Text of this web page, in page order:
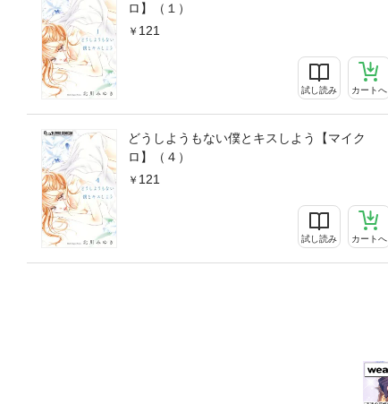
ロ】（１）
121
試し読み カートへ
どうしようもない僕とキスしよう【マイク
ロ】（４）
121
試し読み カートへ